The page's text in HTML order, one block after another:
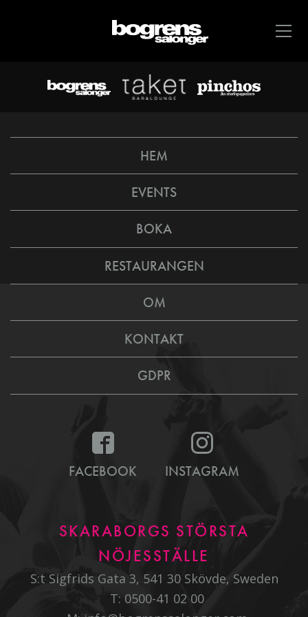
HEM
EVENTS
BOKA
RESTAURANGEN
OM
KONTAKT
GDPR
FACEBOOK INSTAGRAM
SKARABORGS STÖRSTA
NÖJESSTÄLLE
S:t Sigfrids Gata 3, 541 30 Skövde, Sweden
T: 0500-41 02 00